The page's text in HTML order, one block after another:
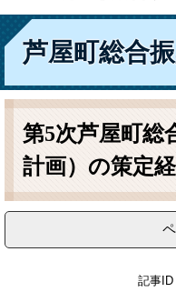
す
し
本
へ
芦屋町総合
本
第5次芦屋町総
計画）の策定
記事ID